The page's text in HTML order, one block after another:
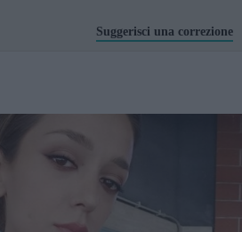
Suggerisci una correzione